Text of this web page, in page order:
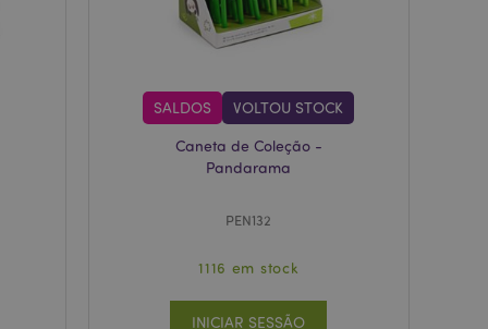
SALDOS VOLTOU STOCK
Caneta de Coleção -
Pandarama
PEN132
1116 em stock
INICIAR SESSÃO
o cache de
as páginas
variáveis de
é um número
comprador,